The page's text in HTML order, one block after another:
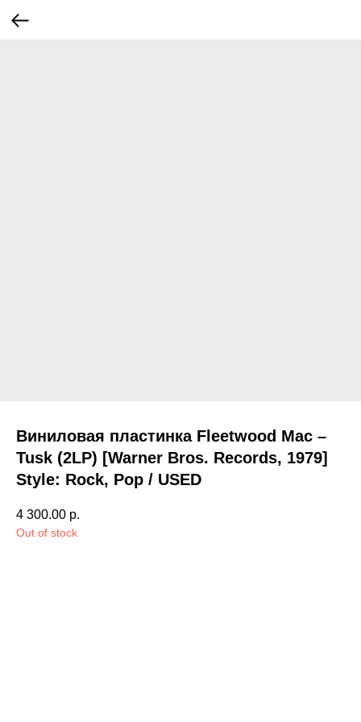
Виниловая пластинка Fleetwood Mac –
Tusk (2LP) [Warner Bros. Records, 1979]
Style: Rock, Pop / USED
4 300.00 р.
Out of stock